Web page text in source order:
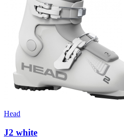
Head
J2 white